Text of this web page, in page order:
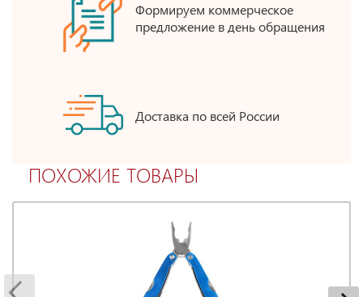
Формируем коммерческое
предложение в день обращения
Доставка по всей России
ПОХОЖИЕ ТОВАРЫ